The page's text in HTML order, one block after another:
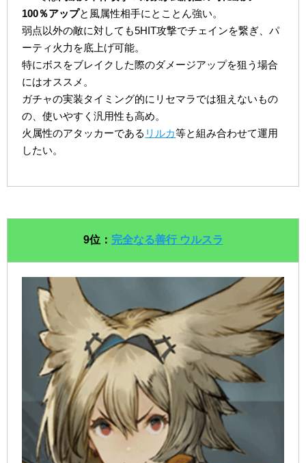
100％アップと風属性相手にとことん強い。
弱点以外の敵に対しても5HIT攻撃でチェインを繋ぎ、パ
ーティ火力を底上げ可能。
特にボスをブレイクした際のダメージアップを狙う場合
にはオススメ。
ガチャの実装タイミング的にリセマラでは狙えないもの
の、使いやすく汎用性も高め。
火属性のアタッカーである リルカ等と組み合わせて運用
したい。
9位： 完全なる善行 ウルスラ